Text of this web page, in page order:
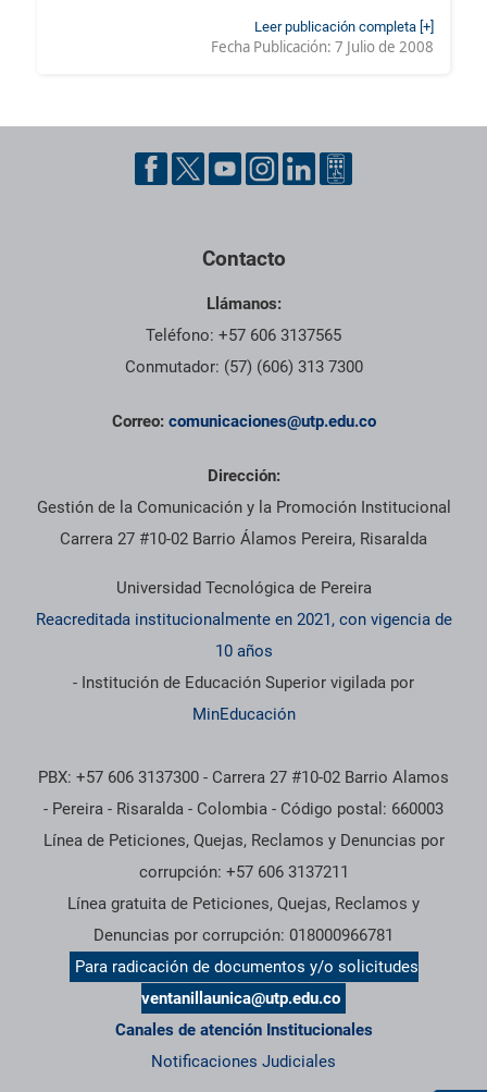
Leer publicación completa [+]
Fecha Publicación: 7 Julio de 2008
Contacto
Llámanos:
Teléfono: +57 606 3137565
Conmutador: (57) (606) 313 7300
Correo: comunicaciones@utp.edu.co
Dirección:
Gestión de la Comunicación y la Promoción Institucional
Carrera 27 #10-02 Barrio Álamos Pereira, Risaralda
Universidad Tecnológica de Pereira
Reacreditada institucionalmente en 2021, con vigencia de
10 años
- Institución de Educación Superior vigilada por
MinEducación
PBX: +57 606 3137300 - Carrera 27 #10-02 Barrio Alamos
- Pereira - Risaralda - Colombia - Código postal: 660003
Línea de Peticiones, Quejas, Reclamos y Denuncias por
corrupción: +57 606 3137211
Línea gratuita de Peticiones, Quejas, Reclamos y
Denuncias por corrupción: 018000966781
Para radicación de documentos y/o solicitudes
ventanillaunica@utp.edu.co
Canales de atención Institucionales
Notificaciones Judiciales